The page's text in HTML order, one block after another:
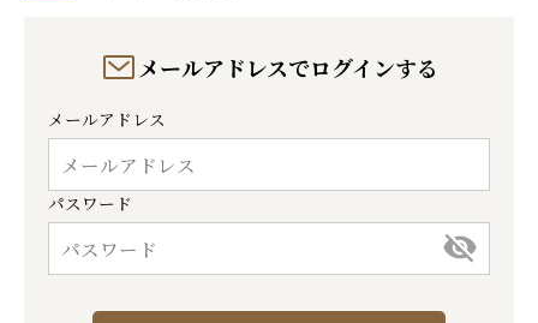
メールアドレスでログインする
メールアドレス
パスワード